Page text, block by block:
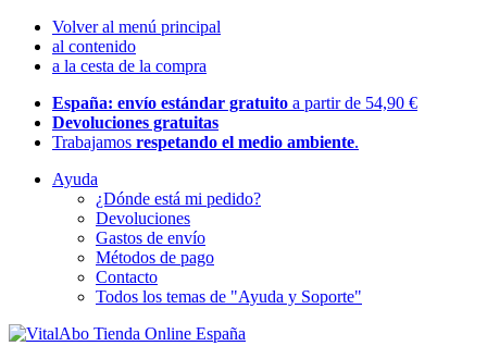
Volver al menú principal
al contenido
a la cesta de la compra
España: envío estándar gratuito a partir de 54,90 €
Devoluciones gratuitas
Trabajamos respetando el medio ambiente.
Ayuda
¿Dónde está mi pedido?
Devoluciones
Gastos de envío
Métodos de pago
Contacto
Todos los temas de "Ayuda y Soporte"